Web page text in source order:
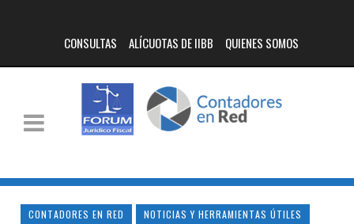
CONSULTAS ALÍCUOTAS DE IIBB QUIENES SOMOS
CONTADORES EN RED NOTICIAS Y HERRAMIENTAS ÚTILES